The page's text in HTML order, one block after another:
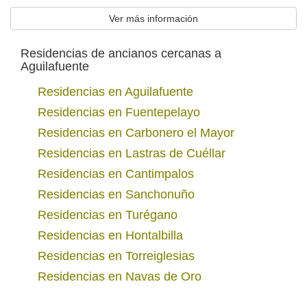
Ver más información
Residencias de ancianos cercanas a
Aguilafuente
Residencias en Aguilafuente
Residencias en Fuentepelayo
Residencias en Carbonero el Mayor
Residencias en Lastras de Cuéllar
Residencias en Cantimpalos
Residencias en Sanchonuño
Residencias en Turégano
Residencias en Hontalbilla
Residencias en Torreiglesias
Residencias en Navas de Oro